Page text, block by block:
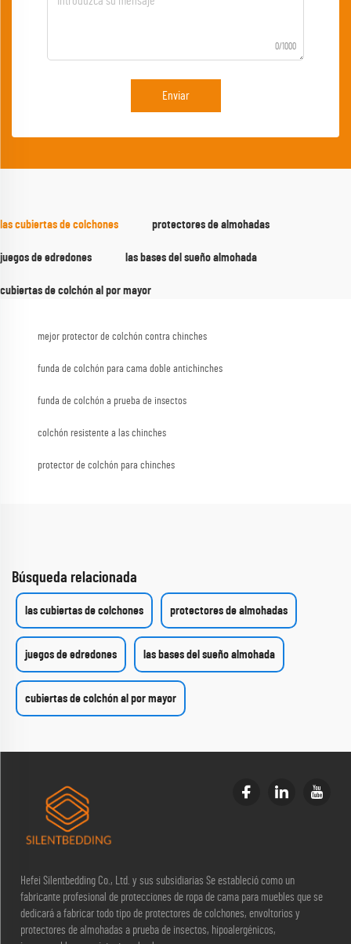
0/1000
Enviar
las cubiertas de colchones protectores de almohadas
juegos de edredones las bases del sueño almohada
cubiertas de colchón al por mayor
mejor protector de colchón contra chinches
funda de colchón para cama doble antichinches
funda de colchón a prueba de insectos
colchón resistente a las chinches
protector de colchón para chinches
Búsqueda relacionada
las cubiertas de colchones protectores de almohadas
juegos de edredones las bases del sueño almohada
cubiertas de colchón al por mayor
Hefei Silentbedding Co., Ltd. y sus subsidiarias Se estableció como un
fabricante profesional de protecciones de ropa de cama para muebles que se
dedicará a fabricar todo tipo de protectores de colchones, envoltorios y
protectores de almohadas a prueba de insectos, hipoalergénicos,